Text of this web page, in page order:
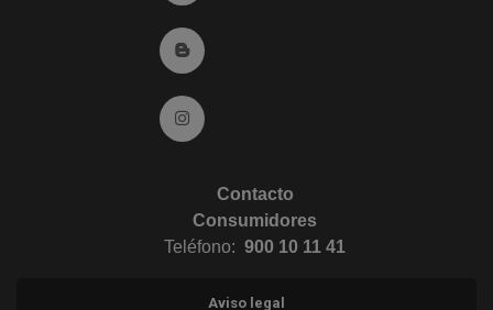
Ir al Blog (abre en ventana nueva)
Ir a Instagram (abre en ventana nueva)
Contacto
Consumidores
Teléfono: 900 10 11 41
Aviso legal